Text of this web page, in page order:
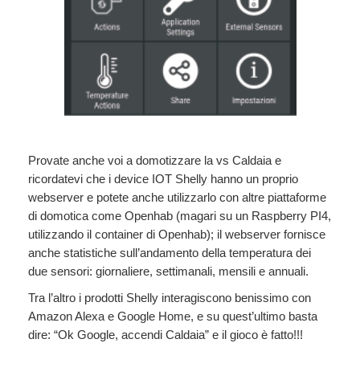
Provate anche voi a domotizzare la vs Caldaia e
ricordatevi che i device IOT Shelly hanno un proprio
webserver e potete anche utilizzarlo con altre piattaforme
di domotica come Openhab (magari su un Raspberry PI4,
utilizzando il container di Openhab); il webserver fornisce
anche statistiche sull’andamento della temperatura dei
due sensori: giornaliere, settimanali, mensili e annuali.
Tra l’altro i prodotti Shelly interagiscono benissimo con
Amazon Alexa e Google Home, e su quest’ultimo basta
dire: “Ok Google, accendi Caldaia” e il gioco è fatto!!!